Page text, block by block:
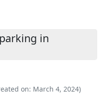
in
on: March 4, 2024)